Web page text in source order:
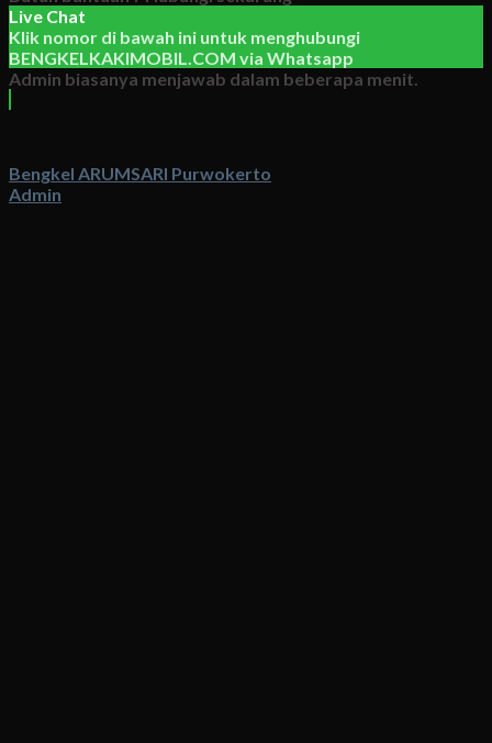
Live Chat
Klik nomor di bawah ini untuk menghubungi
BENGKELKAKIMOBIL.COM via Whatsapp
Admin biasanya menjawab dalam beberapa menit.
Bengkel ARUMSARI Purwokerto
Admin